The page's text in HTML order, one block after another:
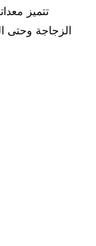
تتميز
الزجاجة وحتى